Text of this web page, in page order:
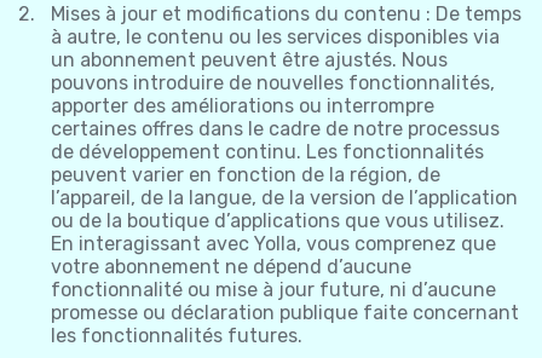
Mises à jour et modifications du contenu : De temps
à autre, le contenu ou les services disponibles via
un abonnement peuvent être ajustés. Nous
pouvons introduire de nouvelles fonctionnalités,
apporter des améliorations ou interrompre
certaines offres dans le cadre de notre processus
de développement continu. Les fonctionnalités
peuvent varier en fonction de la région, de
l’appareil, de la langue, de la version de l’application
ou de la boutique d’applications que vous utilisez.
En interagissant avec Yolla, vous comprenez que
votre abonnement ne dépend d’aucune
fonctionnalité ou mise à jour future, ni d’aucune
promesse ou déclaration publique faite concernant
les fonctionnalités futures.